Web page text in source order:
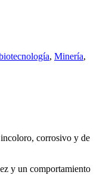
, Minería,
corrosivo y de
y un comportamiento